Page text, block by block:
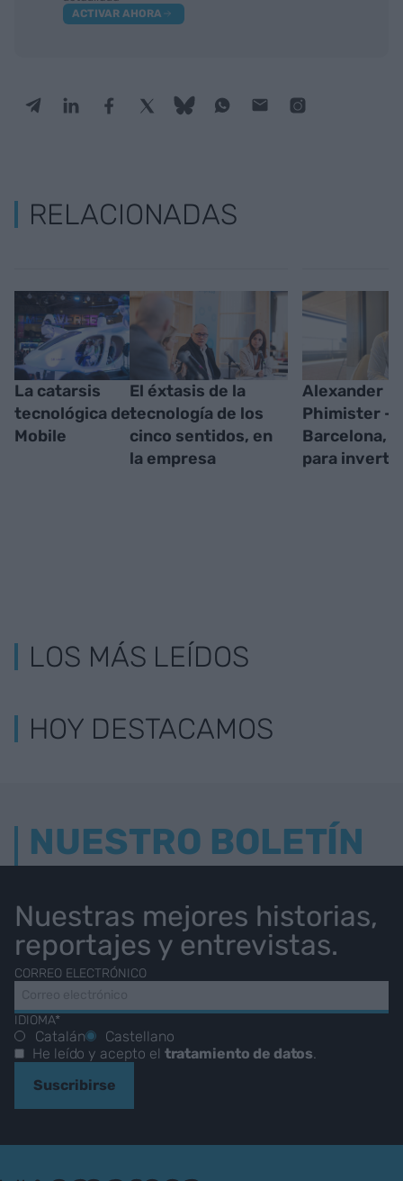
ACTIVAR AHORA
RELACIONADAS
La catarsis
tecnológica del
Mobile
El éxtasis de la
tecnología de los
cinco sentidos, en
la empresa
Alexander
Phimister -
Barcelona,
para invertir
LOS MÁS LEÍDOS
HOY DESTACAMOS
NUESTRO BOLETÍN
Nuestras mejores historias,
reportajes y entrevistas.
CORREO ELECTRÓNICO
IDIOMA*
Catalán
Castellano
He leído y acepto el tratamiento de datos.
Suscribirse